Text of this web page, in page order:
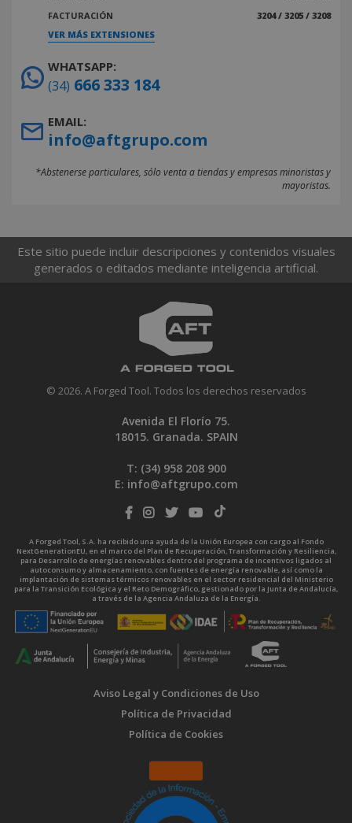
FACTURACIÓN
3204 / 3205 / 3208
VER MÁS EXTENSIONES
WHATSAPP:
(34) 666 333 184
EMAIL:
info@aftgrupo.com
*Abstenerse particulares, sólo venta a tiendas y empresas minoristas y
mayoristas.
Este sitio puede incluir descripciones y contenidos visuales
generados o editados mediante inteligencia artificial.
© 2026. A Forged Tool. Todos los derechos reservados
Avenida El Florío 75.
18015. Granada. SPAIN
T: (34) 958 208 900
E: info@aftgrupo.com
A Forged Tool, S.A. ha recibido una ayuda de la Unión Europea con cargo al Fondo
NextGenerationEU, en el marco del Plan de Recuperación, Transformación y Resiliencia,
para Desarrollo de energías renovables dentro del programa de incentivos ligados al
autoconsumo y almacenamiento, con fuentes de energía renovable, así como la
implantación de sistemas térmicos renovables en el sector residencial del Ministerio
para la Transición Ecológica y el Reto Demográfico, gestionado por la Junta de Andalucía,
a través de la Agencia Andaluza de la Energía.
Aviso Legal y Condiciones de Uso
Política de Privacidad
Política de Cookies